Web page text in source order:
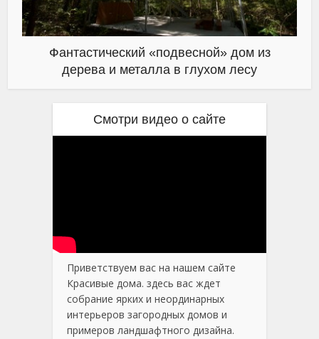
Фантастический «подвесной» дом из
дерева и металла в глухом лесу
Смотри видео о сайте
Приветствуем вас на нашем сайте
Красивые дома. здесь вас ждет
собрание ярких и неординарных
интерьеров загородных домов и
примеров ландшафтного дизайна.